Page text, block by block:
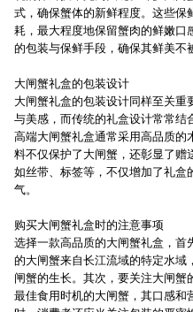
式，确保蟹体的新鲜程度。这些保
耗，最大程度地保留蟹肉的鲜嫩口
的包装与保鲜手段，确保其鲜美不
大闸蟹礼盒的包装设计
大闸蟹礼盒的包装设计同样至关
与美感，而传统的礼盒设计常常结
高端大闸蟹礼盒通常采用高品质
料不仅保护了大闸蟹，还彰显了赠
如丝带、标签等，不仅增加了礼盒
气。
购买大闸蟹礼盒时的注意事项
选择一款高品质的大闸蟹礼盒，首
的大闸蟹来自长江流域的特定水域
闸蟹的生长。其次，要关注大闸蟹
最佳食用时机的大闸蟹，其口感和